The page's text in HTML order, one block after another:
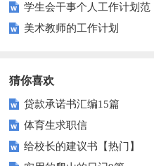
学生会干事个人工作计划范
文 美术教师的工作计划
猜你喜欢
贷款承诺书汇编15篇
体育生求职信
给校长的建议书【热门】